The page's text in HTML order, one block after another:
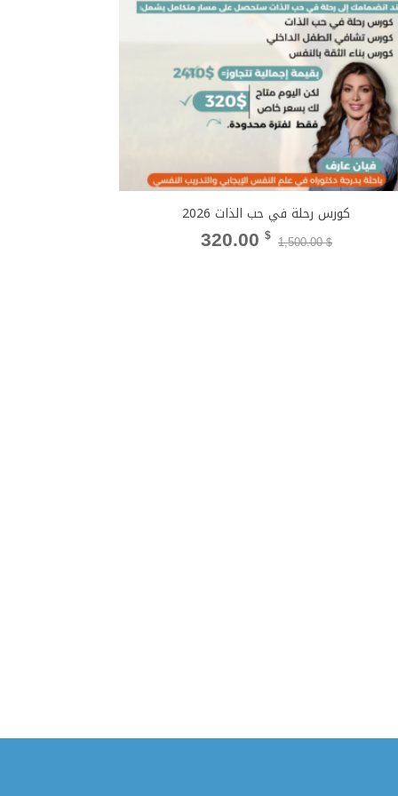
كورس رحلة في حب الذات 2026
1,500.00$
السعر
320.00 $
السعر